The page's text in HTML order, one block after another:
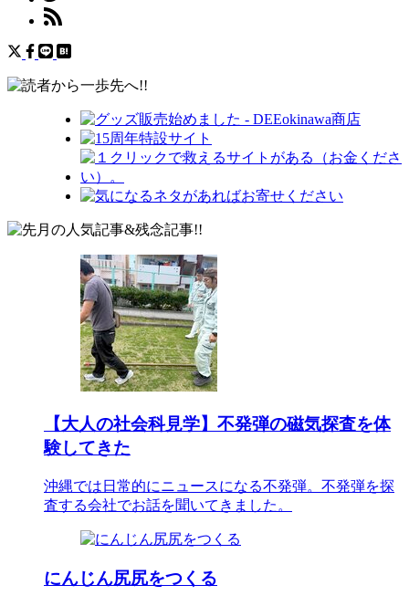
【大人の社会科見学】不発弾の磁気探査を体
験してきた
沖縄では日常的にニュースになる不発弾。不発弾を探
査する会社でお話を聞いてきました。
にんじん尻尻をつくる